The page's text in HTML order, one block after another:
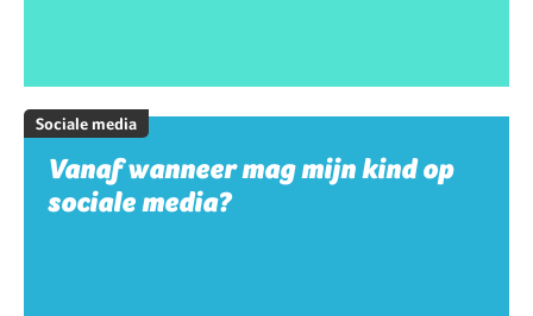
Sociale media
Vanaf wanneer mag mijn kind op
sociale media?